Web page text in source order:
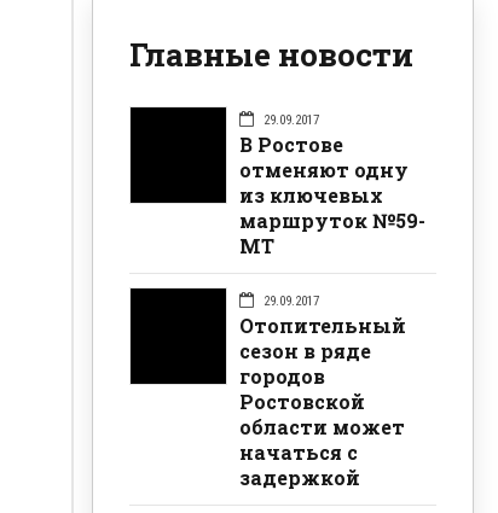
Главные новости
29.09.2017
В Ростове
отменяют одну
из ключевых
маршруток №59-
МТ
29.09.2017
Отопительный
сезон в ряде
городов
Ростовской
области может
начаться с
задержкой